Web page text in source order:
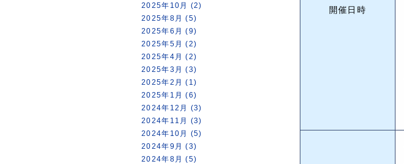
2025年10月 (2)
2025年8月 (5)
2025年6月 (9)
2025年5月 (2)
2025年4月 (2)
2025年3月 (3)
2025年2月 (1)
2025年1月 (6)
2024年12月 (3)
2024年11月 (3)
2024年10月 (5)
2024年9月 (3)
2024年8月 (5)
開催日時